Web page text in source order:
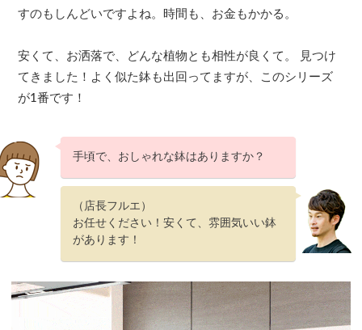
すのもしんどいですよね。時間も、お金もかかる。
安くて、お洒落で、どんな植物とも相性が良くて。 見つけ
てきました！よく似た鉢も出回ってますが、このシリーズ
が1番です！
手頃で、おしゃれな鉢はありますか？
（店長フルエ）
お任せください！安くて、雰囲気いい鉢
があります！